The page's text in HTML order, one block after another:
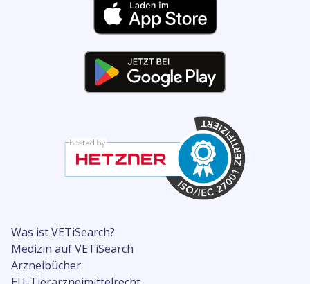
Was ist VETiSearch?
Medizin auf VETiSearch
Arzneibücher